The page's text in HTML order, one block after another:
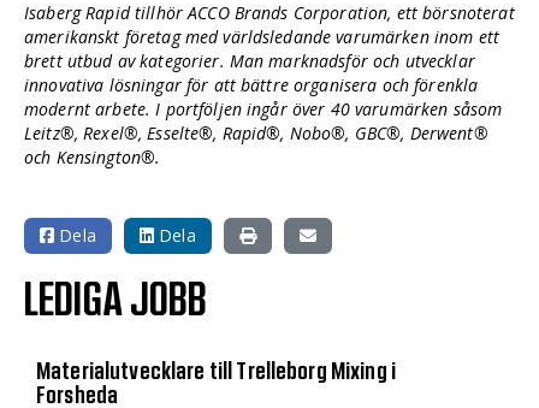
Isaberg Rapid tillhör ACCO Brands Corporation, ett börsnoterat
amerikanskt företag med världsledande varumärken inom ett
brett utbud av kategorier. Man marknadsför och utvecklar
innovativa lösningar för att bättre organisera och förenkla
modernt arbete. I portföljen ingår över 40 varumärken såsom
Leitz®, Rexel®, Esselte®, Rapid®, Nobo®, GBC®, Derwent®
och Kensington®.
Dela Dela
LEDIGA JOBB
Materialutvecklare till Trelleborg Mixing i
Forsheda